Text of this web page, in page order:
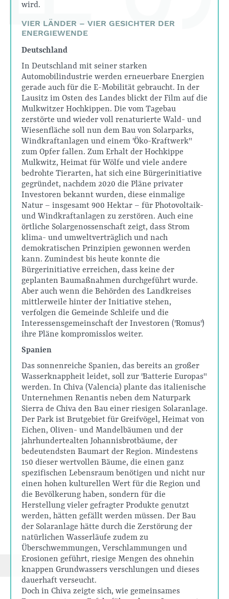
wird.
VIER LÄNDER – VIER GESICHTER DER
ENERGIEWENDE
Deutschland
In Deutschland mit seiner starken
Automobilindustrie werden erneuerbare Energien
gerade auch für die E-Mobilität gebraucht. In der
Lausitz im Osten des Landes blickt der Film auf die
Mulkwitzer Hochkippen. Die vom Tagebau
zerstörte und wieder voll renaturierte Wald- und
Wiesenfläche soll nun dem Bau von Solarparks,
Windkraftanlagen und einem "Öko-Kraftwerk"
zum Opfer fallen. Zum Erhalt der Hochkippe
Mulkwitz, Heimat für Wölfe und viele andere
bedrohte Tierarten, hat sich eine Bürgerinitiative
gegründet, nachdem 2020 die Pläne privater
Investoren bekannt wurden, diese einmalige
Natur – insgesamt 900 Hektar – für Photovoltaik-
und Windkraftanlagen zu zerstören. Auch eine
örtliche Solargenossenschaft zeigt, dass Strom
klima- und umweltverträglich und nach
demokratischen Prinzipien gewonnen werden
kann. Zumindest bis heute konnte die
Bürgerinitiative erreichen, dass keine der
geplanten Baumaßnahmen durchgeführt wurde.
Aber auch wenn die Behörden des Landkreises
mittlerweile hinter der Initiative stehen,
verfolgen die Gemeinde Schleife und die
Interessensgemeinschaft der Investoren ("Romus")
ihre Pläne kompromisslos weiter.
Spanien
Das sonnenreiche Spanien, das bereits an großer
Wasserknappheit leidet, soll zur "Batterie Europas"
werden. In Chiva (Valencia) plante das italienische
Unternehmen Renantis neben dem Naturpark
Sierra de Chiva den Bau einer riesigen Solaranlage.
Der Park ist Brutgebiet für Greifvögel, Heimat von
Eichen, Oliven- und Mandelbäumen und der
jahrhundertealten Johannisbrotbäume, der
bedeutendsten Baumart der Region. Mindestens
150 dieser wertvollen Bäume, die einen ganz
spezifischen Lebensraum benötigen und nicht nur
einen hohen kulturellen Wert für die Region und
die Bevölkerung haben, sondern für die
Herstellung vieler gefragter Produkte genutzt
werden, hätten gefällt werden müssen. Der Bau
der Solaranlage hätte durch die Zerstörung der
natürlichen Wasserläufe zudem zu
Überschwemmungen, Verschlammungen und
Erosionen geführt, riesige Mengen des ohnehin
knappen Grundwassers verschlungen und dieses
dauerhaft verseucht.
Doch in Chiva zeigte sich, wie gemeinsames